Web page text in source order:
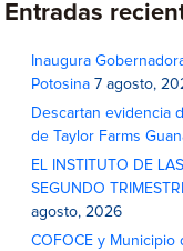
Entradas
Inaugura
Potosina 7 agosto,
Descartan evidencia
de Taylor Farms
EL INSTITUTO DE
SEGUNDO
agosto, 2026
COFOCE y Municipio